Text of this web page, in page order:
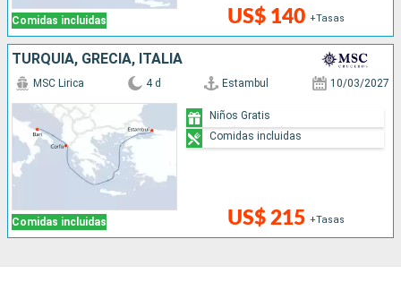
Comidas incluidas US$ 140 +Tasas
TURQUÍA, GRECIA, ITALIA
Comidas incluidas
MSC Lirica 4 d Estambul 10/03/2027
US$ 215 +Tasas
Niños Gratis
Comidas incluidas